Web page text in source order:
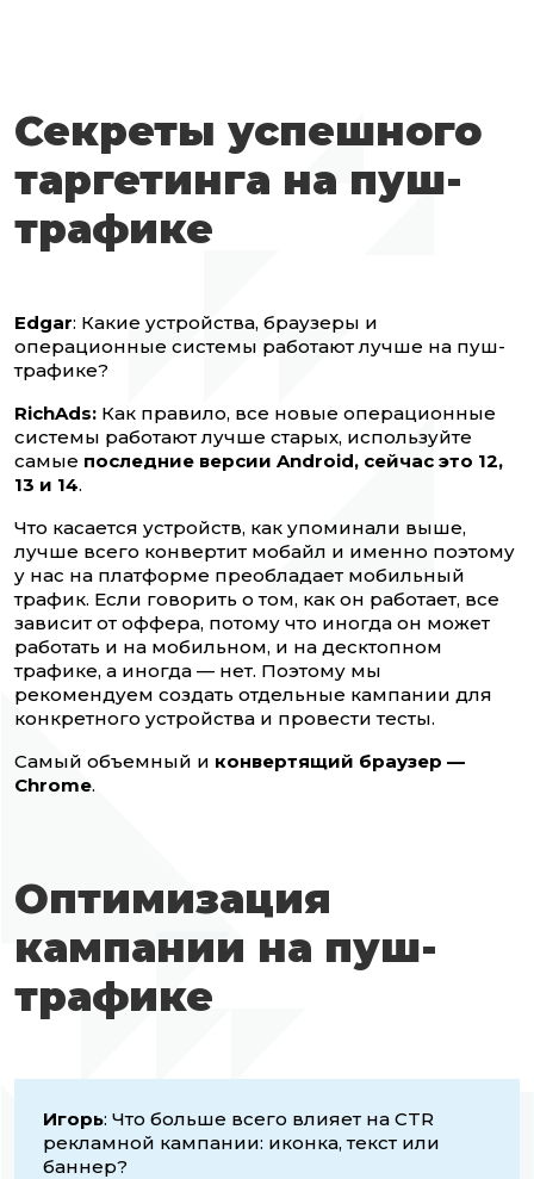
Секреты успешного
таргетинга на пуш-
трафике
Edgar: Какие устройства, браузеры и
операционные системы работают лучше на пуш-
трафике?
RichAds: Как правило, все новые операционные
системы работают лучше старых, используйте
самые последние версии Android, сейчас это 12,
13 и 14.
Что касается устройств, как упоминали выше,
лучше всего конвертит мобайл и именно поэтому
у нас на платформе преобладает мобильный
трафик. Если говорить о том, как он работает, все
зависит от оффера, потому что иногда он может
работать и на мобильном, и на десктопном
трафике, а иногда — нет. Поэтому мы
рекомендуем создать отдельные кампании для
конкретного устройства и провести тесты.
Самый объемный и конвертящий браузер —
Chrome.
Оптимизация
кампании на пуш-
трафике
Игорь: Что больше всего влияет на CTR
рекламной кампании: иконка, текст или
баннер?